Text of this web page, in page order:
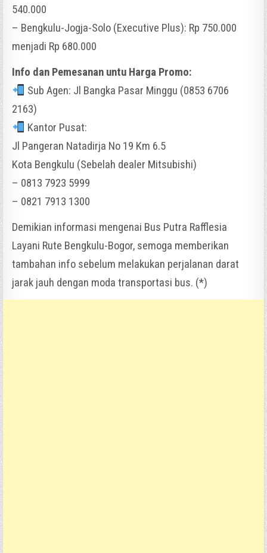
540.000
– Bengkulu-Jogja-Solo (Executive Plus): Rp 750.000
menjadi Rp 680.000
Info dan Pemesanan untu Harga Promo:
Sub Agen: Jl Bangka Pasar Minggu (0853 6706
2163)
Kantor Pusat:
Jl Pangeran Natadirja No 19 Km 6.5
Kota Bengkulu (Sebelah dealer Mitsubishi)
– 0813 7923 5999
– 0821 7913 1300
Demikian informasi mengenai Bus Putra Rafflesia
Layani Rute Bengkulu-Bogor, semoga memberikan
tambahan info sebelum melakukan perjalanan darat
jarak jauh dengan moda transportasi bus. (*)